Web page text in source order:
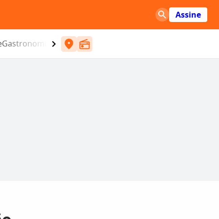
Assine
Gastronomia Entretenimento